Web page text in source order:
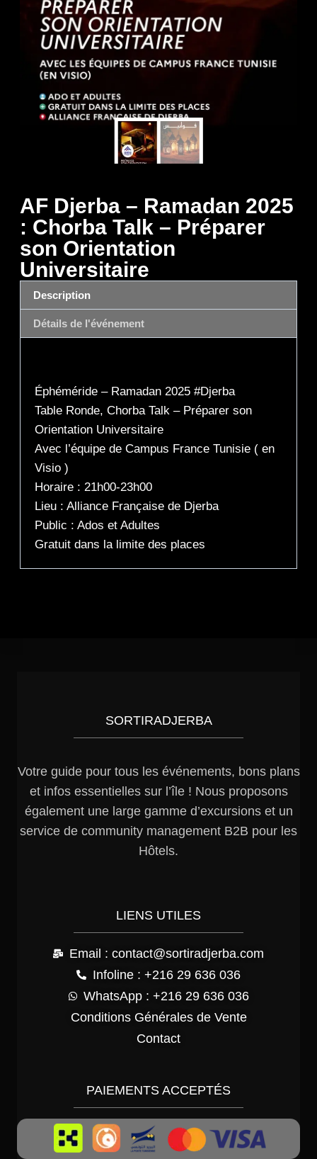
AF Djerba – Ramadan 2025
: Chorba Talk – Préparer
son Orientation
Universitaire
Description
Détails de l'événement
Éphéméride – Ramadan 2025 #Djerba
Table Ronde, Chorba Talk – Préparer son
Orientation Universitaire
Avec l’équipe de Campus France Tunisie ( en
Visio )
Horaire : 21h00-23h00
Lieu : Alliance Française de Djerba
Public : Ados et Adultes
Gratuit dans la limite des places
SORTIRADJERBA
Votre guide pour tous les événements, bons plans
et infos essentielles sur l’île ! Nous proposons
également une large gamme d’excursions et un
service de community management B2B pour les
Hôtels.
LIENS UTILES
Email : contact@sortiradjerba.com
Infoline : +216 29 636 036
WhatsApp : +216 29 636 036
Conditions Générales de Vente
Contact
PAIEMENTS ACCEPTÉS